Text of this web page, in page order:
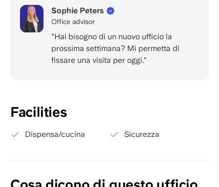
Sophie Peters
Office advisor
"Hai bisogno di un nuovo ufficio la
prossima settimana? Mi permetta di
fissare una visita per oggi."
Facilities
Dispensa/cucina Sicurezza